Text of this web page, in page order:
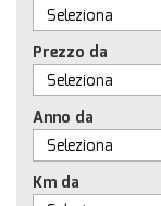
Prezzo da
Anno da
Km da